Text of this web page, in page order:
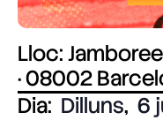
Lloc:
· 08002
Dia: Dilluns, 6